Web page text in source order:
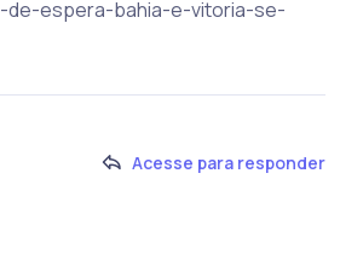
de-espera-bahia-e-vitoria-se-
Acesse para responder